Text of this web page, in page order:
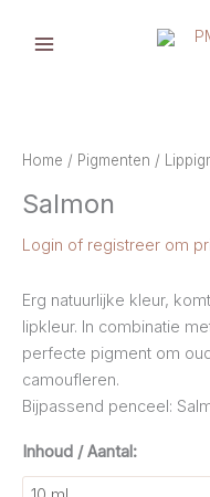
Home / Pigmenten /
Salmon
Login of registreer om
Erg natuurlijke kleur,
lipkleur. In combinatie
perfecte pigment om
camoufleren.
Bijpassend penceel:
Inhoud / Aantal: